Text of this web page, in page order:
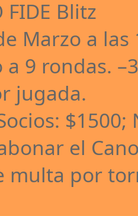
FIDE Blitz
Marzo a las
a 9 rondas.
jugada.
$1500;
el
multa por